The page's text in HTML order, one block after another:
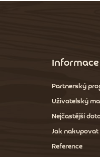
Partnerský
Uživatelský
Nejčastější
Jak nakupovat
Reference